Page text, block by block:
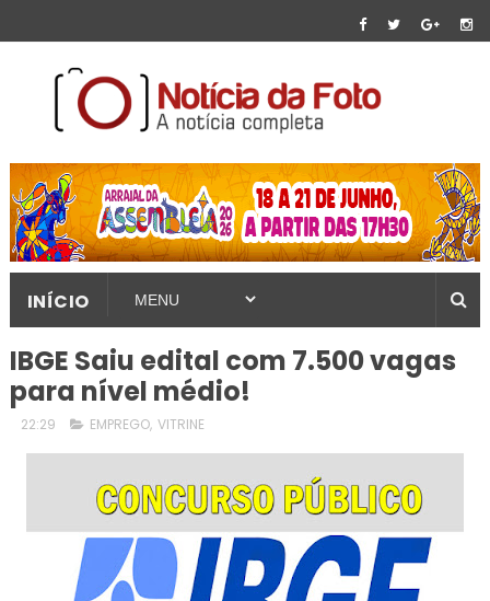
INÍCIO
IBGE Saiu edital com 7.500 vagas
para nível médio!
22:29 EMPREGO, VITRINE